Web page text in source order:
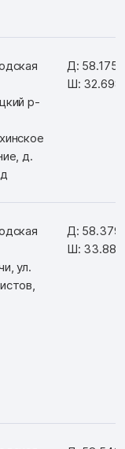
р-
д.
Д:
Ш:
ул.
Д:
Ш: